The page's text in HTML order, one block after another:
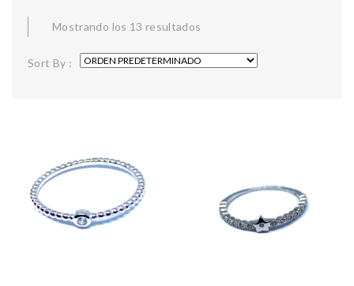
Mostrando los 13 resultados
Sort By :